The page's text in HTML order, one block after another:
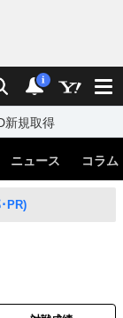
検索 通知
i
新規取得
ニュース コラム
PR)